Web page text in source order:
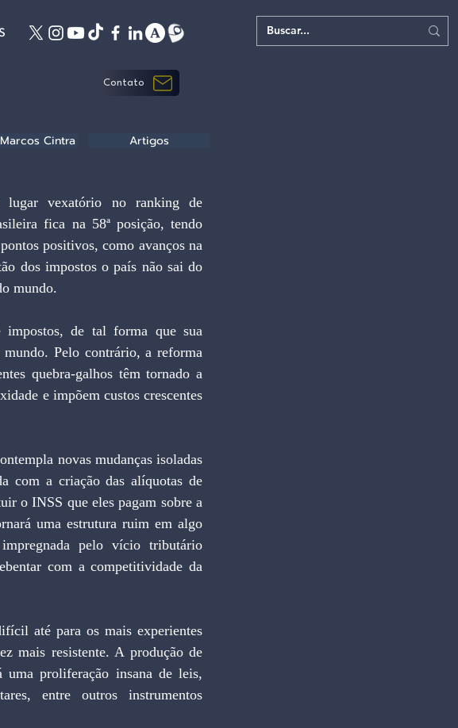
Contato
vexatório no ranking de
fica na 58ª posição, tendo
positivos, como avanços na
dos impostos o país não sai do
mundo.
impostos, de tal forma que sua
Pelo contrário, a reforma
quebra-galhos têm tornado a
e impõem custos crescentes
novas mudanças isoladas
com a criação das alíquotas de
o INSS que eles pagam sobre a
uma estrutura ruim em algo
pelo vício tributário
com a competitividade da
até para os mais experientes
mais resistente. A produção de
proliferação insana de leis,
entre outros instrumentos
Cintra Artigos